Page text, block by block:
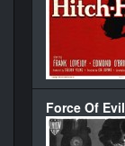
Force Of Evil